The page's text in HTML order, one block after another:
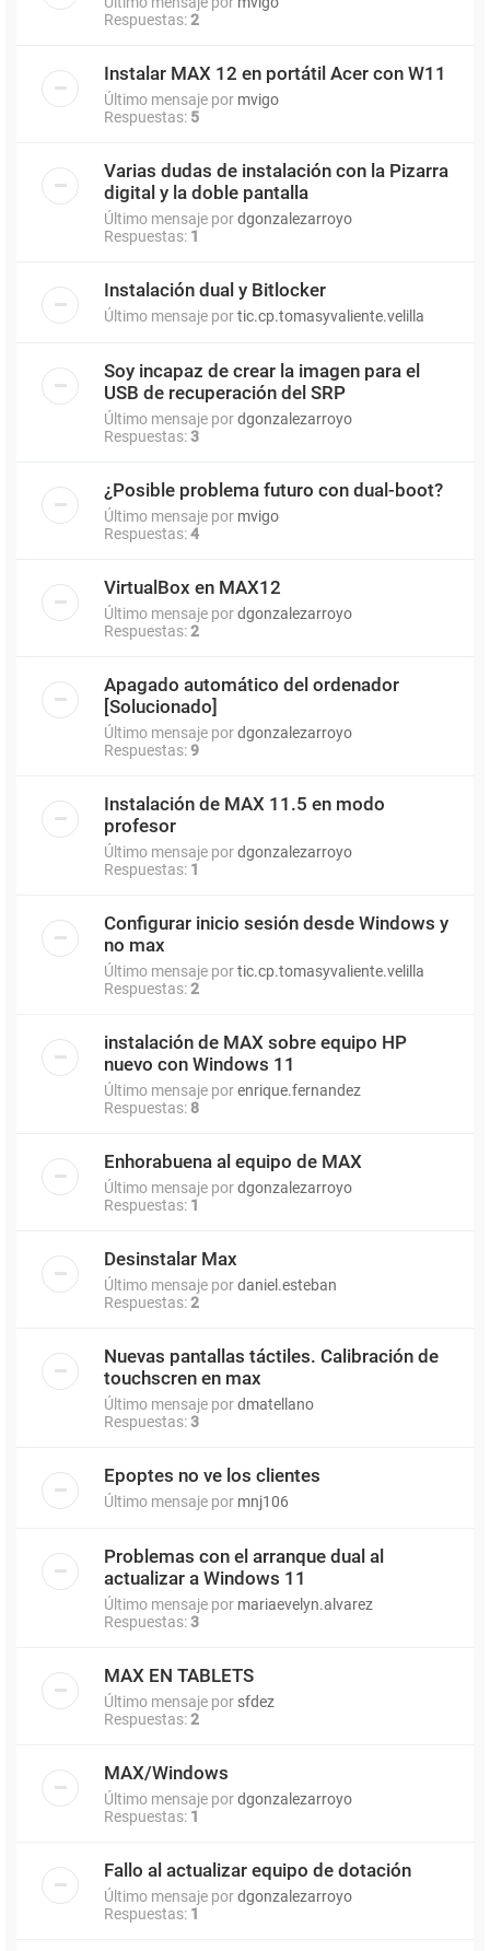
Respuestas:2
Instalar MAX 12 en portátil Acer con W11
Último mensaje por mvigo
Respuestas: 5
Varias dudas de instalación con la Pizarra
digital y la doble pantalla
Último mensaje pordgonzalezarroyo
Respuestas: 1
Instalación dual y Bitlocker
Último mensaje portic.cp.tomasyvaliente.velilla
Soy incapaz de crear la imagen para el
USB de recuperación del SRP
Último mensaje pordgonzalezarroyo
Respuestas:3
¿Posible problema futuro con dual-boot?
Último mensaje por mvigo
Respuestas:4
VirtualBox en MAX12
Último mensaje pordgonzalezarroyo
Respuestas:2
Apagado automático del ordenador
[Solucionado]
Último mensaje pordgonzalezarroyo
Respuestas:9
Instalación de MAX 11.5 en modo
profesor
Último mensaje pordgonzalezarroyo
Respuestas: 1
Configurar inicio sesión desde Windows y
no max
Último mensaje portic.cp.tomasyvaliente.velilla
Respuestas:2
instalación de MAX sobre equipo HP
nuevo con Windows 11
Último mensaje porenrique.fernandez
Respuestas: 8
Enhorabuena al equipo de MAX
Último mensaje pordgonzalezarroyo
Respuestas: 1
Desinstalar Max
Último mensaje pordaniel.esteban
Respuestas:2
Nuevas pantallas táctiles. Calibración de
touchscren en max
Último mensaje pordmatellano
Respuestas:3
Epoptes no ve los clientes
Último mensaje por mnj106
Problemas con el arranque dual al
actualizar a Windows 11
Último mensaje por mariaevelyn.alvarez
Respuestas:3
MAX EN TABLETS
Último mensaje por sfdez
Respuestas:2
MAX/Windows
Último mensaje pordgonzalezarroyo
Respuestas: 1
Fallo al actualizar equipo de dotación
Último mensaje pordgonzalezarroyo
Respuestas: 1